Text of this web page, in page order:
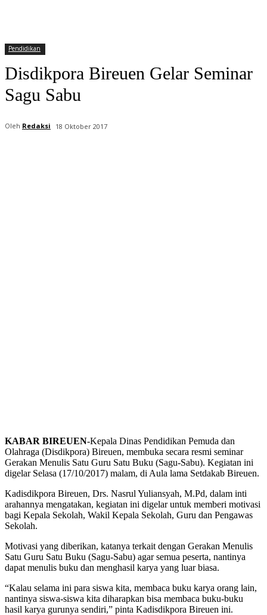
Pendidikan
Disdikpora Bireuen Gelar Seminar
Sagu Sabu
Oleh Redaksi 18 Oktober 2017
KABAR BIREUEN-Kepala Dinas Pendidikan Pemuda dan
Olahraga (Disdikpora) Bireuen, membuka secara resmi seminar
Gerakan Menulis Satu Guru Satu Buku (Sagu-Sabu). Kegiatan ini
digelar Selasa (17/10/2017) malam, di Aula lama Setdakab Bireuen.
Kadisdikpora Bireuen, Drs. Nasrul Yuliansyah, M.Pd, dalam inti
arahannya mengatakan, kegiatan ini digelar untuk memberi motivasi
bagi Kepala Sekolah, Wakil Kepala Sekolah, Guru dan Pengawas
Sekolah.
Motivasi yang diberikan, katanya terkait dengan Gerakan Menulis
Satu Guru Satu Buku (Sagu-Sabu) agar semua peserta, nantinya
dapat menulis buku dan menghasil karya yang luar biasa.
“Kalau selama ini para siswa kita, membaca buku karya orang lain,
nantinya siswa-siswa kita diharapkan bisa membaca buku-buku
hasil karya gurunya sendiri,” pinta Kadisdikpora Bireuen ini.